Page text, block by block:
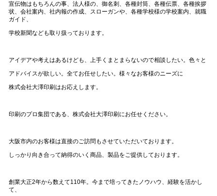
宣伝物はもちろんの事、法人様の、御名刺、各種封筒、各種伝票、各種挨拶
状、会社案内、社内報の作成、スローガンや、各種学校様の学校案内、就職
ガイド、
学校新聞なども取り扱っております。
アイデアや考えはあるけども、上手くまとまらないので相談したい。色々と
アドバイスが欲しい。全てお任せしたい。様々なお客様のニーズに
株式会社大澤印刷はお応えします。
印刷のプロ集団である、株式会社大澤印刷にお任せください。
大阪市内のお客様は直接のご訪問もさせていただいております。
しっかり向き合って納得のいく商品、製品をご提供しております。
創業大正2年から数えて110年。今まで培ってきたノウハウ、経験を活かし
て、